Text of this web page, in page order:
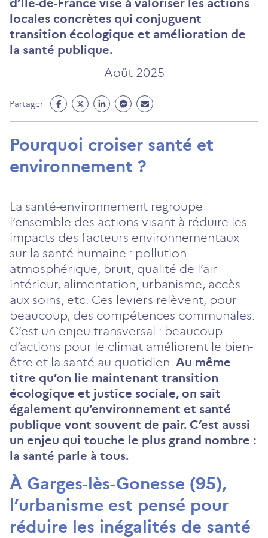
locales concrètes qui conjuguent
transition écologique et amélioration de
la santé publique.
Août 2025
Partager
Partage
Facebook
un
nouvel
Partage
Twitter
un
nouvel
Partage
Linkedin
un
nouvel
Partage
Messenger
un
nouvel
Partage
Mail
un
nouvel
Pourquoi croiser santé et
environnement ?
La santé-environnement regroupe
l’ensemble des actions visant à réduire les
impacts des facteurs environnementaux
sur la santé humaine : pollution
atmosphérique, bruit, qualité de l’air
intérieur, alimentation, urbanisme, accès
aux soins, etc. Ces leviers relèvent, pour
beaucoup, des compétences communales.
C’est un enjeu transversal : beaucoup
d’actions pour le climat améliorent le bien-
être et la santé au quotidien. Au même
titre qu’on lie maintenant transition
écologique et justice sociale, on sait
également qu’environnement et santé
publique vont souvent de pair. C’est aussi
un enjeu qui touche le plus grand nombre :
la santé parle à tous.
À Garges-lès-Gonesse (95),
l’urbanisme est pensé pour
réduire les inégalités de santé